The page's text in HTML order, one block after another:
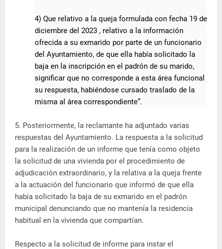
4) Que relativo a la queja formulada con fecha 19 de
diciembre del 2023 , relativo a la información
ofrecida a su exmarido por parte de un funcionario
del Ayuntamiento, de que ella había solicitado la
baja en la inscripción en el padrón de su marido,
significar que no corresponde a esta área funcional
su respuesta, habiéndose cursado traslado de la
misma al área correspondiente”.
5. Posteriormente, la reclamante ha adjuntado varias
respuestas del Ayuntamiento. La respuesta a la solicitud
para la realización de un informe que tenía como objeto
la solicitud de una vivienda por el procedimiento de
adjudicación extraordinario, y la relativa a la queja frente
a la actuación del funcionario que informó de que ella
había solicitado la baja de su exmarido en el padrón
municipal denunciando que no mantenía la residencia
habitual en la vivienda que compartían.
Respecto a la solicitud de informe para instar el